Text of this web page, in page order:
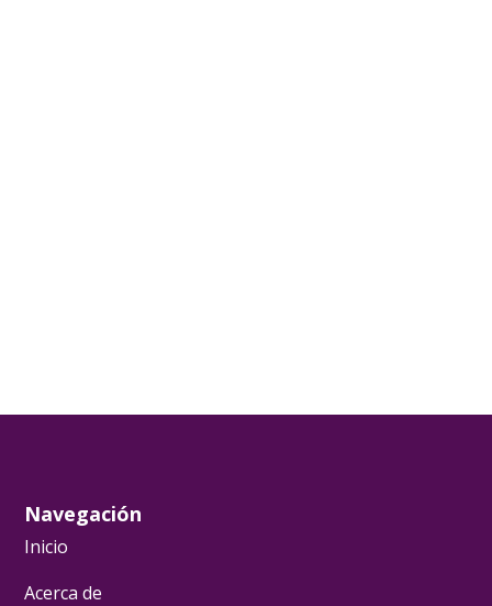
Navegación
Inicio
Acerca de